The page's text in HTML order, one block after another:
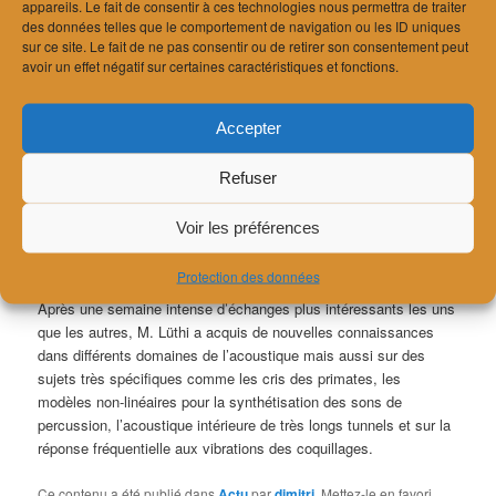
appareils. Le fait de consentir à ces technologies nous permettra de traiter
des données telles que le comportement de navigation ou les ID uniques
sur ce site. Le fait de ne pas consentir ou de retirer son consentement peut
avoir un effet négatif sur certaines caractéristiques et fonctions.
Accepter
Refuser
Voir les préférences
Protection des données
Le Forum Acusticum 2023 (convention de l’association
européenne d’acoustique) a eu lieu cette année à Turin en
septembre, réunissant plus de 1000 experts en acoustique du
monde entier.
long de la semaine et y a notamment présenté notre dernière
large database of in-situ measurements and simulations
Après une semaine intense d’échanges plus intéressants les uns
que les autres, M. Lüthi a acquis de nouvelles connaissances
dans différents domaines de l’acoustique mais aussi sur des
sujets très spécifiques comme les cris des primates, les
modèles non-linéaires pour la synthétisation des sons de
percussion, l’acoustique intérieure de très longs tunnels et sur la
réponse fréquentielle aux vibrations des coquillages.